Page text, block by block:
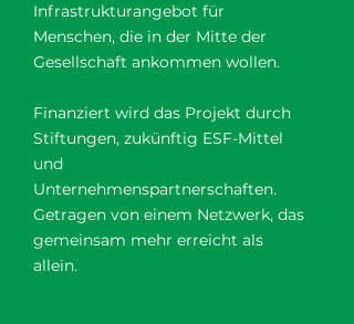
Infrastrukturangebot für
Menschen, die in der Mitte der
Gesellschaft ankommen wollen.
Finanziert wird das Projekt durch
Stiftungen, zukünftig ESF-Mittel
und
Unternehmenspartnerschaften.
Getragen von einem Netzwerk, das
gemeinsam mehr erreicht als
allein.